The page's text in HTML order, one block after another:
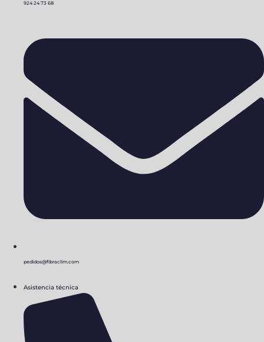
924 24 73 68
pedidos@fibraclim.com
Asistencia técnica